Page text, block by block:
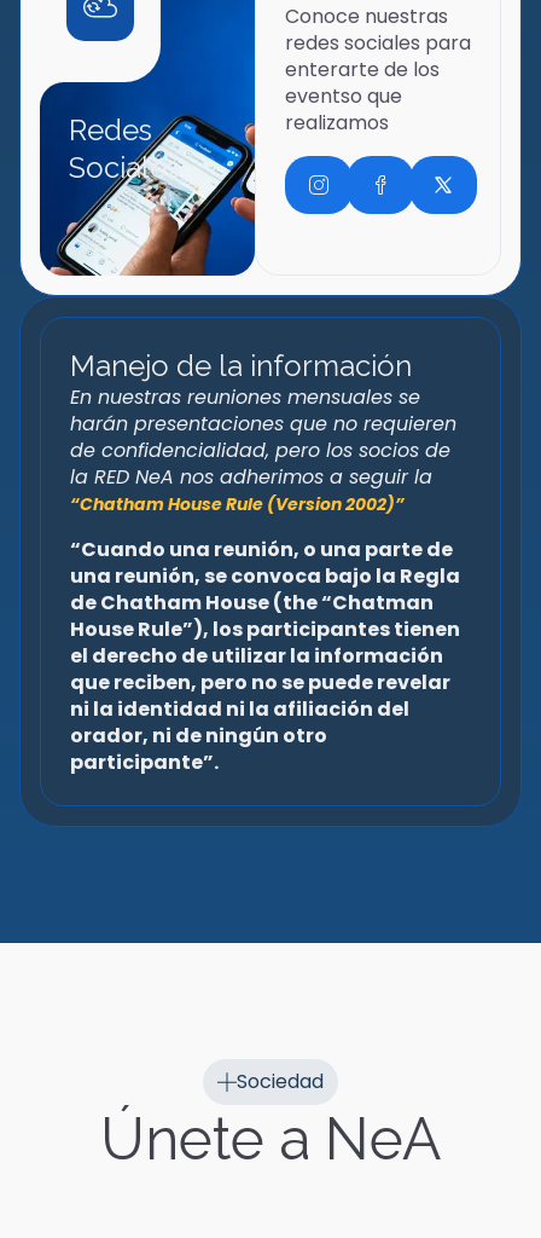
Redes
Sociales
Conoce nuestras
redes sociales para
enterarte de los
eventso que
realizamos
Manejo de la información
En nuestras reuniones mensuales se
harán presentaciones que no requieren
de confidencialidad, pero los socios de
la RED NeA nos adherimos a seguir la
“Chatham House Rule (Version 2002)”
“Cuando una reunión, o una parte de
una reunión, se convoca bajo la Regla
de Chatham House (the “Chatman
House Rule”), los participantes tienen
el derecho de utilizar la información
que reciben, pero no se puede revelar
ni la identidad ni la afiliación del
orador, ni de ningún otro
participante”.
Sociedad
Únete a NeA